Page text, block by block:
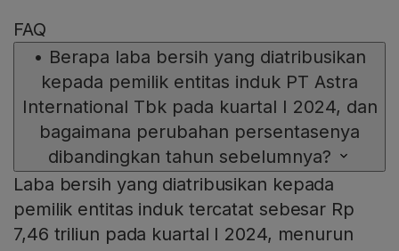
FAQ
• Berapa laba bersih yang diatribusikan
kepada pemilik entitas induk PT Astra
International Tbk pada kuartal I 2024, dan
bagaimana perubahan persentasenya
dibandingkan tahun sebelumnya?
Laba bersih yang diatribusikan kepada
pemilik entitas induk tercatat sebesar Rp
7,46 triliun pada kuartal I 2024, menurun